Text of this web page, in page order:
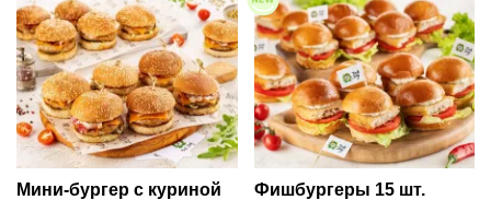
Мини-бургер с куриной
Фишбургеры 15 шт.